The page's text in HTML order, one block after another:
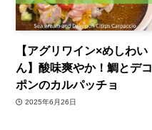
【アグリワイン×めしわい
ん】酸味爽やか！鯛とデコ
ポンのカルパッチョ
2025年6月26日